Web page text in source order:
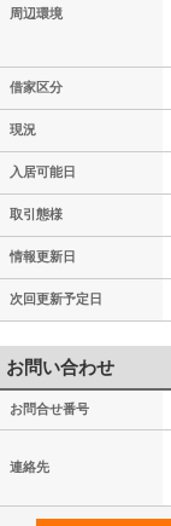
周辺環境
借家区分
現況
入居可能日
取引態様
情報更新日
次回更新予定日
お問い合わせ
お問合せ番号
連絡先